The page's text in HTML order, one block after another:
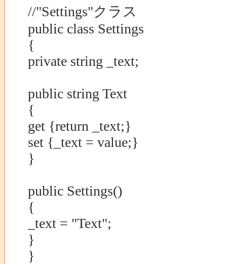
//"Settings"クラス
public class Settings
{
private string _text;
public string Text
{
get {return _text;}
set {_text = value;}
}
public Settings()
{
_text = "Text";
}
}